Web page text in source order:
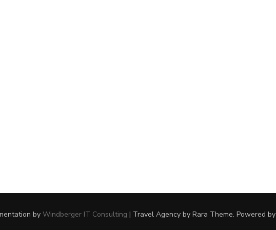
by Windberger IT Consulting | Travel Agencyby Rara Theme. Powered by